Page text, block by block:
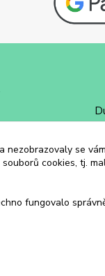
nezobrazovaly se vám
cookies, tj.
fungovalo